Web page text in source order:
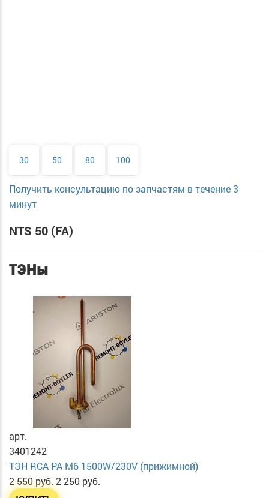
30 50 80 100
Получить консультацию по запчастям в течение 3
минут
NTS 50 (FA)
ТЭНы
арт.
3401242
ТЭН RСА PA М6 1500W/230V (прижимной)
2 550 руб. 2 250 руб.